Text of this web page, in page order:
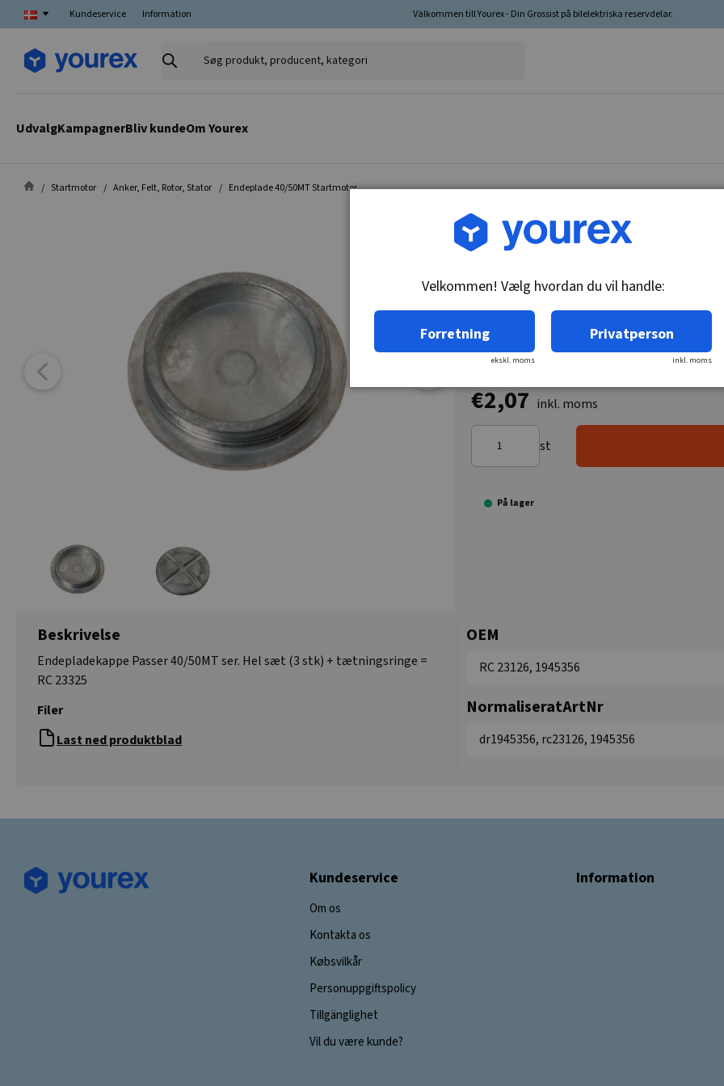
Kundeservice Information Välkommen till Yourex - Din Grossist på bilelektriska reservdelar.
Søg
UdvalgKampagnerBliv kundeOm Yourex
Startmotor Anker, Felt, Rotor, Stator Endeplade 40/50MT Startmotor
Vare nr.: DR-1945356
Endeplade 40/50MT
€2,07 inkl. moms
st
På lager
Beskrivelse
Endepladekappe Passer 40/50MT ser. Hel sæt (3 stk) + tætningsringe =
RC 23325
Filer
Last ned produktblad
OEM
RC 23126, 1945356
NormaliseratArtNr
dr1945356, rc23126, 1945356
Kundeservice
Om os
Kontakta os
Købsvilkår
Personuppgiftspolicy
Tillgänglighet
Vil du være kunde?
Information
Velkommen! Vælg hvordan du vil handle:
Forretning
ekskl. moms
Privatperson
inkl. moms